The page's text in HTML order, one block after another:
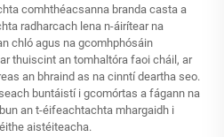
comhthéacsanna branda casta a
radharcach lena n-áirítear na
chló agus na gcomhphósáin
thuiscint an tomhaltóra faoi cháil, ar
an bhraind as na cinntí deartha seo.
buntáistí i gcomórtas a fágann na
an t-éifeachtachta mhargaidh i
aistéiteacha.